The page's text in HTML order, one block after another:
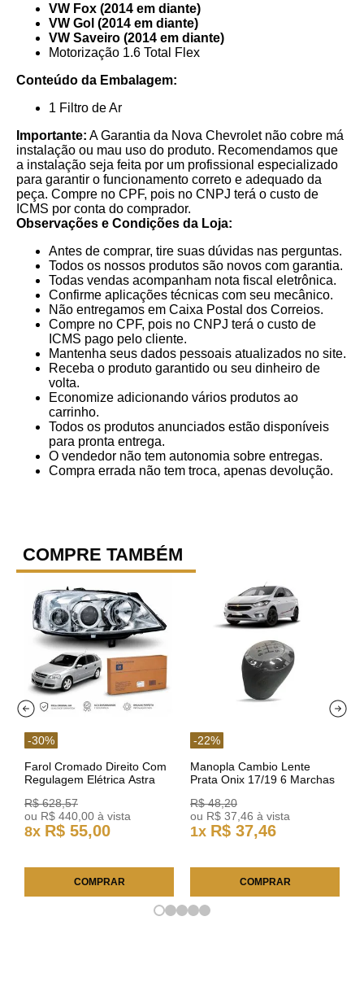
VW Fox (2014 em diante)
VW Gol (2014 em diante)
VW Saveiro (2014 em diante)
Motorização 1.6 Total Flex
Conteúdo da Embalagem:
1 Filtro de Ar
Importante: A Garantia da Nova Chevrolet não cobre má
instalação ou mau uso do produto. Recomendamos que
a instalação seja feita por um profissional especializado
para garantir o funcionamento correto e adequado da
peça. Compre no CPF, pois no CNPJ terá o custo de
ICMS por conta do comprador.
Observações e Condições da Loja:
Antes de comprar, tire suas dúvidas nas perguntas.
Todos os nossos produtos são novos com garantia.
Todas vendas acompanham nota fiscal eletrônica.
Confirme aplicações técnicas com seu mecânico.
Não entregamos em Caixa Postal dos Correios.
Compre no CPF, pois no CNPJ terá o custo de
ICMS pago pelo cliente.
Mantenha seus dados pessoais atualizados no site.
Receba o produto garantido ou seu dinheiro de
volta.
Economize adicionando vários produtos ao
carrinho.
Todos os produtos anunciados estão disponíveis
para pronta entrega.
O vendedor não tem autonomia sobre entregas.
Compra errada não tem troca, apenas devolução.
COMPRE TAMBÉM
-30%
Farol Cromado Direito Com
Regulagem Elétrica Astra
R$ 628,57
ou R$ 440 00 à vista
8x R$ 55,00
COMPRAR
-22%
Manopla Cambio Lente
Prata Onix 17/19 6 Marchas
R$ 48,20
ou R$ 37 46 à vista
1x R$ 37,46
COMPRAR